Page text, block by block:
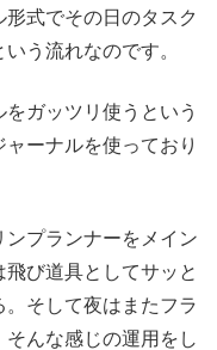
式でその日のタスク
う流れなのです。
ガッツリ使うという
ーナルを使っており
プランナーをメイン
び道具としてサッと
そして夜はまたフラ
んな感じの運用をし